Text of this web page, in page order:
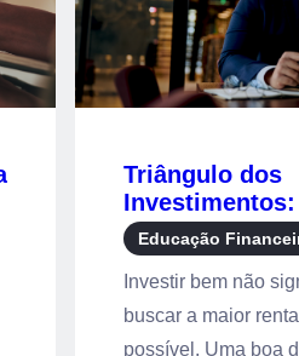
Triângulo dos
equilibrar
risco e
Educação
Investir bem não
buscar a maior
possível. Uma boa